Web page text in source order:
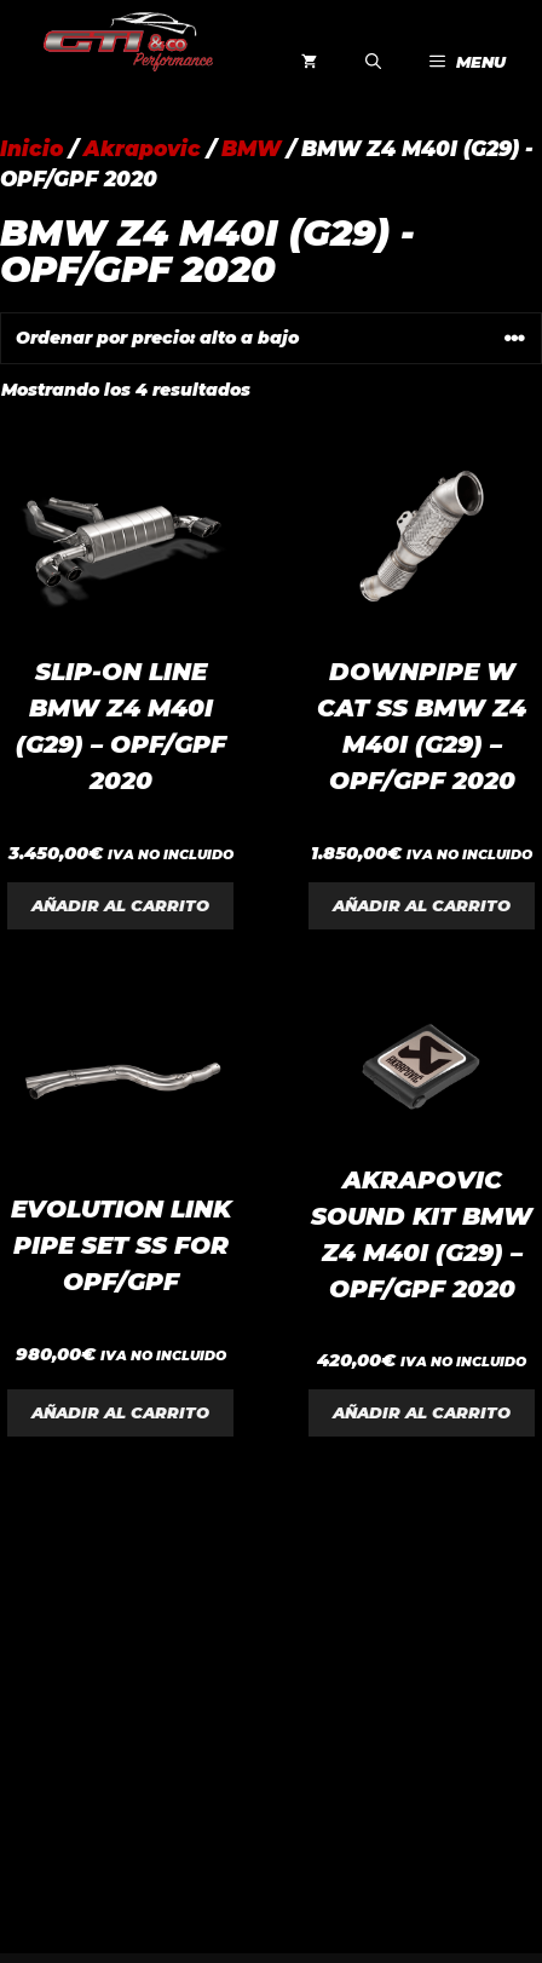
MENU
Inicio/Akrapovic /BMW/ BMW Z4 M40I (G29) -
OPF/GPF 2020
BMW Z4 M40I (G29) -
OPF/GPF 2020
Mostrando los 4 resultadosOrdenado
SLIP-ON LINE
BMW Z4 M40I
(G29) – OPF/GPF
2020
0
d
e
5
3.450,00€ IVA NO INCLUIDO
AÑADIR AL CARRITO
DOWNPIPE W
CAT SS BMW Z4
M40I (G29) –
OPF/GPF 2020
0
d
e
5
1.850,00€ IVA NO INCLUIDO
AÑADIR AL CARRITO
EVOLUTION LINK
PIPE SET SS FOR
OPF/GPF
0
d
980,00€ IVA NO INCLUIDO
AÑADIR AL CARRITO
AKRAPOVIC
SOUND KIT BMW
Z4 M40I (G29) –
OPF/GPF 2020
0
d
e
5
420,00€ IVA NO INCLUIDO
AÑADIR AL CARRITO